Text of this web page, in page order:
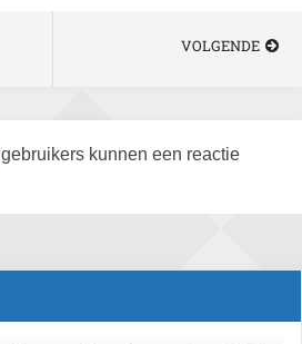
VOLGENDE
gebruikers kunnen een reactie